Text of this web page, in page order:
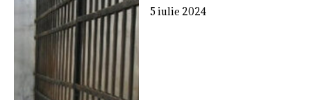
5 iulie 2024